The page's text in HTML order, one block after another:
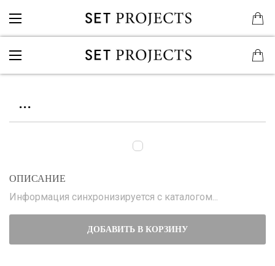
...
ОПИСАНИЕ
Информация синхронизируется с каталогом...
ДОБАВИТЬ В КОРЗИНУ